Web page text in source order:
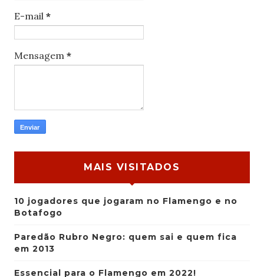
E-mail *
Mensagem *
MAIS VISITADOS
10 jogadores que jogaram no Flamengo e no
Botafogo
Paredão Rubro Negro: quem sai e quem fica
em 2013
Essencial para o Flamengo em 2022!